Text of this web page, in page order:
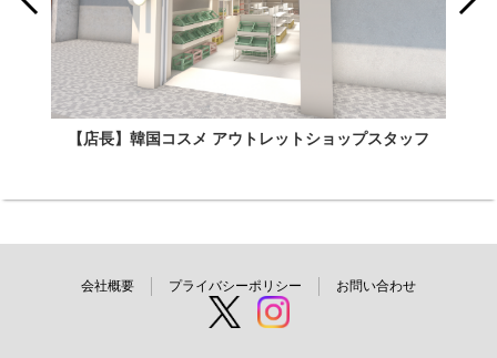
【店長】韓国コスメ アウトレットショップスタッフ
会社概要 プライバシーポリシー お問い合わせ